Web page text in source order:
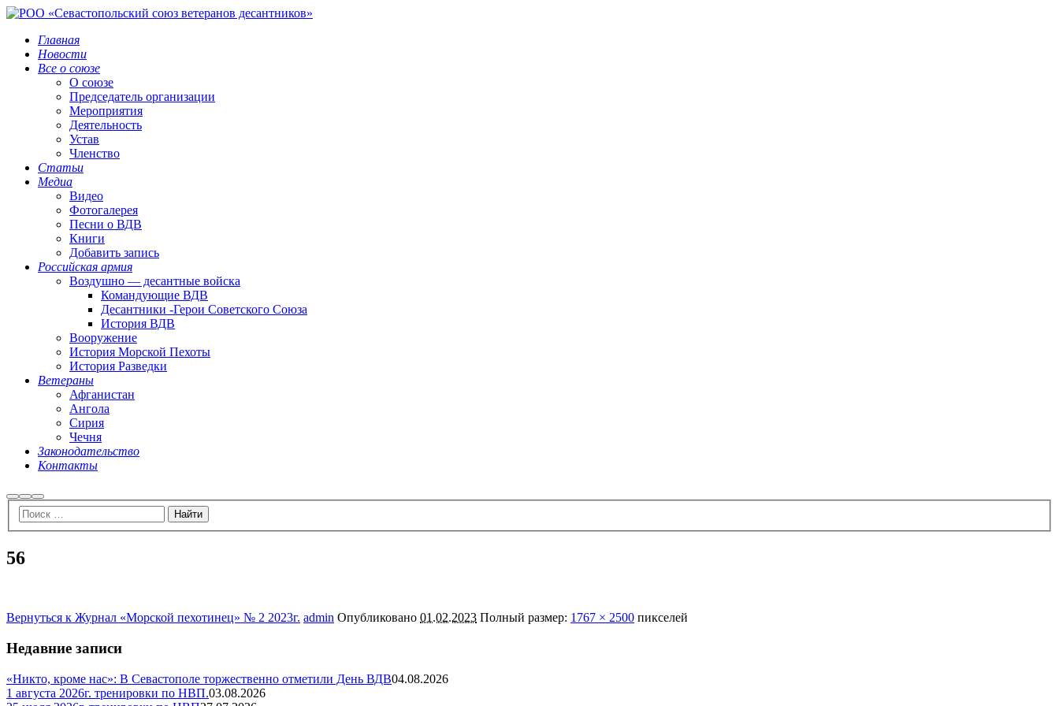
Главная
Новости
Все о союзе
О союзе
Председатель организации
Мероприятия
Деятельность
Устав
Членство
Статьи
Медиа
Видео
Фотогалерея
Песни о ВДВ
Книги
Добавить запись
Российская армия
Воздушно — десантные войска
Командующие ВДВ
Десантники -Герои Советского Союза
История ВДВ
Вооружение
История Морской Пехоты
История Разведки
Ветераны
Афганистан
Ангола
Сирия
Чечня
Законодательство
Контакты
НайтиБольше
информации
Главное
меню
56
Вернуться к Журнал «Морской пехотинец» № 2 2023г. admin Опубликовано 01.02.2023 Полный размер: 1767 × 2500 пикселей
Недавние записи
«Никто, кроме нас»: В Севастополе торжественно отметили День ВДВ04.08.2026
1 августа 2026г. тренировки по НВП.03.08.2026